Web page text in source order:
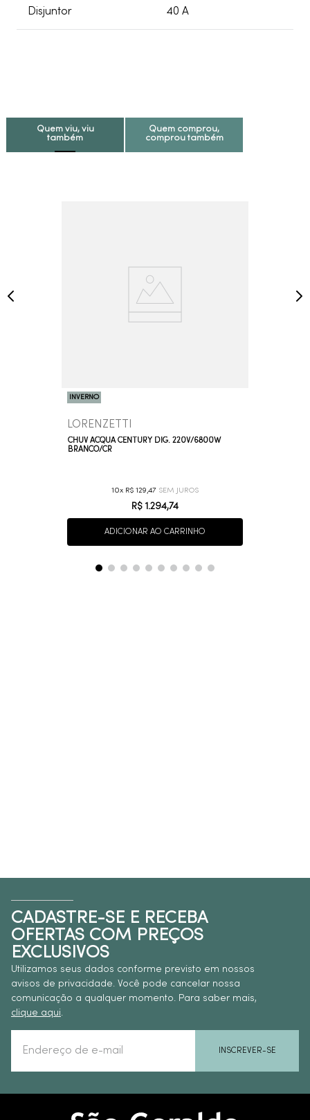
Disjuntor 40 A
Quem viu, viu
também
Quem comprou,
comprou também
INVERNO
LORENZETTI
CHUV ACQUA CENTURY DIG. 220V/6800W
BRANCO/CR
10 R$ 129,47
R$ 1 .294,74
ADICIONAR AO CARRINHO
CADASTRE-SE E RECEBA
OFERTAS COM PREÇOS
EXCLUSIVOS
Utilizamos seus dados conforme previsto em nossos
avisos de privacidade. Você pode cancelar nossa
comunicação a qualquer momento. Para saber mais,
clique aqui.
INSCREVER-SE